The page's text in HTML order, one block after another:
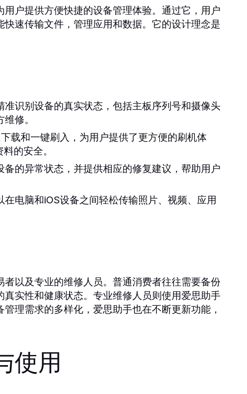
户提供方便快捷的设备管理体验。通过它，用户
速传输文件，管理应用和数据。它的设计理念是
识别设备的真实状态，包括主板序列号和摄像头
修。
载和一键刷入，为用户提供了更方便的刷机体
的安全。
的异常状态，并提供相应的修复建议，帮助用户
电脑和iOS设备之间轻松传输照片、视频、应用
以及专业的维修人员。普通消费者往往需要备份
实性和健康状态。专业维修人员则使用爱思助手
理需求的多样化，爱思助手也在不断更新功能，
使用